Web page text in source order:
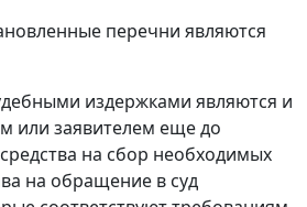
перечни являются
издержками являются и
или заявителем еще до
на сбор необходимых
на обращение в суд